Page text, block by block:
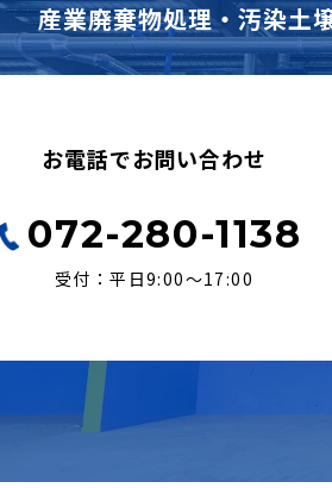
産業廃棄物処理・汚染土
お電話でお問い合わせ
072-280-1138
受付：平日9:00〜17:00